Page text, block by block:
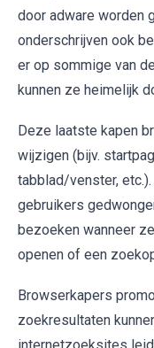
door adware worden
onderschrijven ook
er op sommige van
kunnen ze heimelijk
Deze laatste kapen
wijzigen (bijv.
tabblad/venster,
gebruikers
bezoeken wanneer
openen of een
Browserkapers
zoekresultaten